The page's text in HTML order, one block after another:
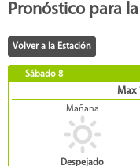
Pronóstico para
Sábado 8
Max
Mañana
Despejado